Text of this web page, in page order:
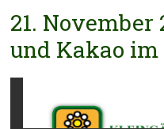
21. November
und Kakao